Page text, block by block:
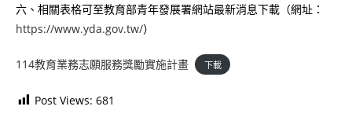
六、相關表格可至教育部青年發展署網站最新消息下載（網址：
https://www.yda.gov.tw/）
114教育業務志願服務獎勵實施計畫 下載
Post Views: 681